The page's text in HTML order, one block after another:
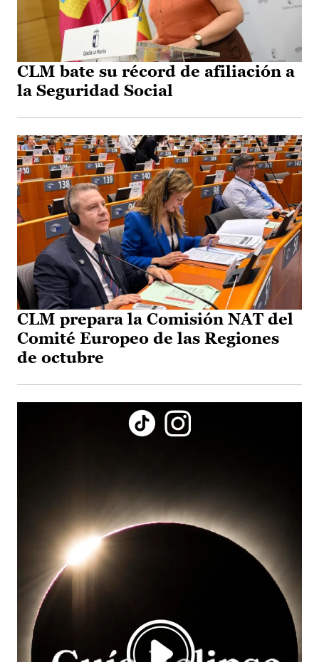
CLM bate su récord de afiliación a
la Seguridad Social
CLM prepara la Comisión NAT del
Comité Europeo de las Regiones
de octubre